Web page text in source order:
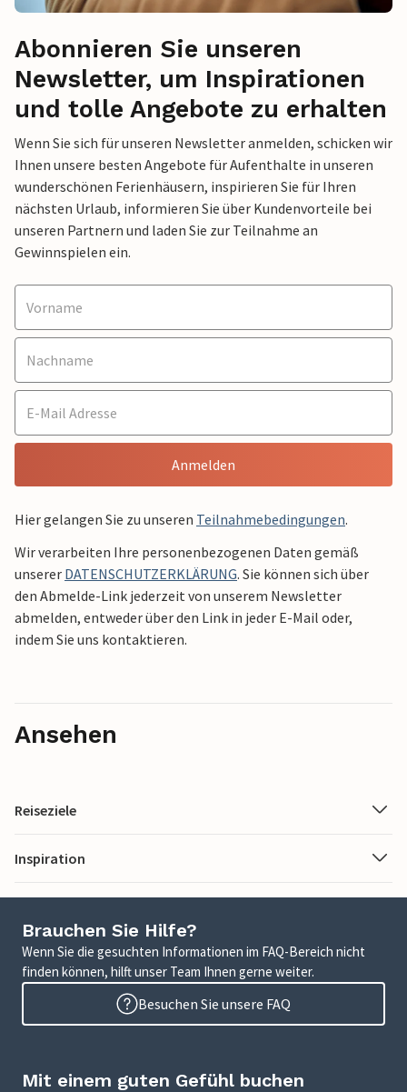
Abonnieren Sie unseren
Newsletter, um Inspirationen
und tolle Angebote zu erhalten
Wenn Sie sich für unseren Newsletter anmelden, schicken wir
Ihnen unsere besten Angebote für Aufenthalte in unseren
wunderschönen Ferienhäusern, inspirieren Sie für Ihren
nächsten Urlaub, informieren Sie über Kundenvorteile bei
unseren Partnern und laden Sie zur Teilnahme an
Gewinnspielen ein.
Anmelden
Hier gelangen Sie zu unseren Teilnahmebedingungen.
Wir verarbeiten Ihre personenbezogenen Daten gemäß
unserer DATENSCHUTZERKLÄRUNG. Sie können sich über
den Abmelde-Link jederzeit von unserem Newsletter
abmelden, entweder über den Link in jeder E-Mail oder,
indem Sie uns kontaktieren.
Ansehen
Reiseziele
Inspiration
Brauchen Sie Hilfe?
Wenn Sie die gesuchten Informationen im FAQ-Bereich nicht
finden können, hilft unser Team Ihnen gerne weiter.
Besuchen Sie unsere FAQ
Mit einem guten Gefühl buchen